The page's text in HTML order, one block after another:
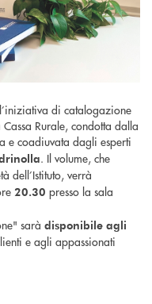
di catalogazione
Rurale, condotta dalla
e coadiuvata dagli esperti
. Il volume, che
dell’Istituto, verrà
20.30 presso la sala
sarà disponibile agli
e agli appassionati